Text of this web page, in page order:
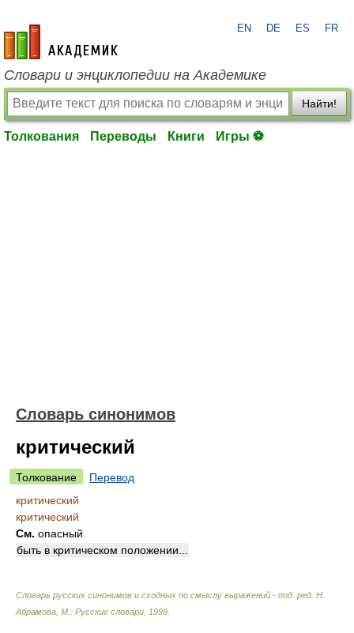
academic.ru
EN DE ES FR
Словари и энциклопедии на Академике
Найти!
Толкования Переводы Книги Игры ⚽
Словарь синонимов
критический
Толкование
Перевод
критический
критический
См. опасный
быть в критическом положении...
Словарь русских синонимов и сходных по смыслу выражений.- под. ред. Н.
Абрамова, М.: Русские словари 1999